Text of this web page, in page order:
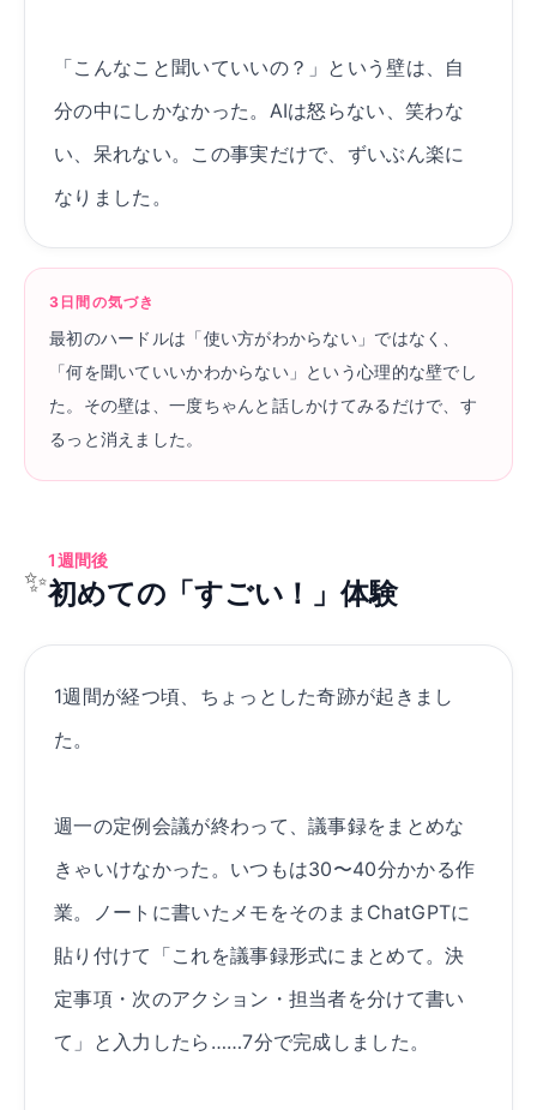
「こんなこと聞いていいの？」という壁は、自
分の中にしかなかった。AIは怒らない、笑わな
い、呆れない。この事実だけで、ずいぶん楽に
なりました。
3日間の気づき
最初のハードルは「使い方がわからない」ではなく、
「何を聞いていいかわからない」という心理的な壁でし
た。その壁は、一度ちゃんと話しかけてみるだけで、す
るっと消えました。
✨
1週間後
初めての「すごい！」体験
1週間が経つ頃、ちょっとした奇跡が起きまし
た。
週一の定例会議が終わって、議事録をまとめな
きゃいけなかった。いつもは30〜40分かかる作
業。ノートに書いたメモをそのままChatGPTに
貼り付けて「これを議事録形式にまとめて。決
定事項・次のアクション・担当者を分けて書い
て」と入力したら……7分で完成しました。